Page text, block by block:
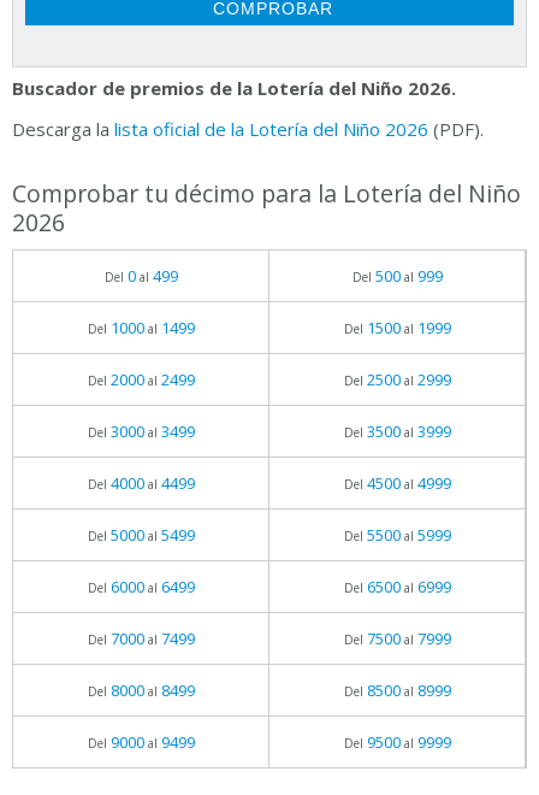
Buscador de premios de la Lotería del Niño 2026.
Descarga la lista oficial de la Lotería del Niño 2026 (PDF).
Comprobar tu décimo para la Lotería del Niño
2026
Del 0al 499 Del 500al 999
Del 1000al 1499 Del 1500al 1999
Del 2000al 2499 Del 2500al 2999
Del 3000al 3499 Del 3500al 3999
Del 4000al 4499 Del 4500al 4999
Del 5000al 5499 Del 5500al 5999
Del 6000al 6499 Del 6500al 6999
Del 7000al 7499 Del 7500al 7999
Del 8000al 8499 Del 8500al 8999
Del 9000al 9499 Del 9500al 9999